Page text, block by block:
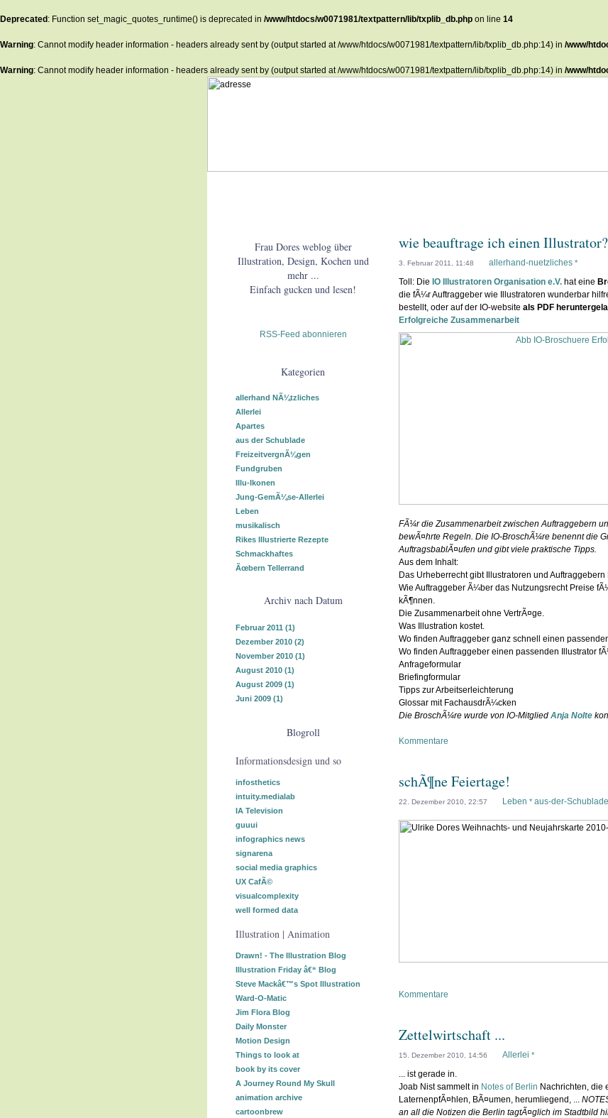
Deprecated : Function set_magic_quotes_runtime() is deprecated in /www/htdocs/w0071981/textpattern/lib/txplib_db.php on line 14
Warning: Cannot modify header information - headers already sent by (output started at /www/htdocs/w0071981/textpattern/lib/txplib_db.php:14) in /www/
Warning: Cannot modify header information - headers already sent by (output started at /www/htdocs/w0071981/textpattern/lib/txplib_db.php:14) in /www/
Frau Dores weblog über
Illustration, Design, Kochen und
mehr ...
Einfach gucken und lesen!
RSS-Feed abonnieren
Kategorien
allerhand NÃ¼tzliches
Allerlei
Apartes
aus der Schublade
FreizeitvergnÃ¼gen
Fundgruben
Illu-Ikonen
Jung-GemÃ¼se-Allerlei
Leben
musikalisch
Rikes Illustrierte Rezepte
Schmackhaftes
Ãœbern Tellerrand
Archiv nach Datum
Februar 2011 (1)
Dezember 2010 (2)
November 2010 (1)
August 2010 (1)
August 2009 (1)
Juni 2009 (1)
Blogroll
Informationsdesign und so
infosthetics
intuity.medialab
IA Television
guuui
infographics news
signarena
social media graphics
UX CafÃ©
visualcomplexity
well formed data
Illustration | Animation
Drawn! - The Illustration Blog
Illustration Friday â€“ Blog
Steve Mackâ€™s Spot Illustration
Ward-O-Matic
Jim Flora Blog
Daily Monster
Motion Design
Things to look at
book by its cover
A Journey Round My Skull
animation archive
cartoonbrew
wie beauftrage ich einen Illustrator?
3. Februar 2011, 11:48 allerhand-nuetzliches *
Toll: Die IO Illustratoren Organisation e.V. hat eine
die fÃ¼r Auftraggeber wie Illustratoren wunderbar
bestellt, oder auf der IO-website als PDF
Erfolgreiche Zusammenarbeit
FÃ¼r die Zusammenarbeit zwischen Auftraggebern
bewÃ¤hrte Regeln. Die IO-BroschÃ¼re benennt die
AuftragsbablÃ¤ufen und gibt viele praktische Tipps.
Aus dem Inhalt:
Das Urheberrecht gibt Illustratoren und
Wie Auftraggeber Ã¼ber das Nutzungsrecht Preise
kÃ¶nnen.
Die Zusammenarbeit ohne VertrÃ¤ge.
Was Illustration kostet.
Wo finden Auftraggeber ganz schnell einen
Wo finden Auftraggeber einen passenden Illustrator
Anfrageformular
Briefingformular
Tipps zur Arbeitserleichterung
Glossar mit FachausdrÃ¼cken
Die BroschÃ¼re wurde von IO-Mitglied Anja Nolte
Kommentare
schÃ¶ne Feiertage!
22. Dezember 2010, 22:57 Leben * aus-der-Schublade
Kommentare
Zettelwirtschaft ...
15. Dezember 2010, 14:56 Allerlei *
... ist gerade in.
Joab Nist sammelt in Notes of Berlin Nachrichten, die
LaternenpfÃ¤hlen, BÃ¤umen, herumliegend, ...
an all die Notizen die Berlin tagtÃ¤glich im Stadtbild